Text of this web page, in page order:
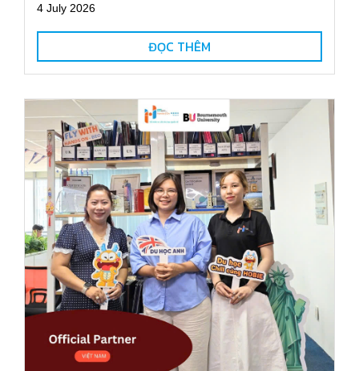
4 July 2026
ĐỌC THÊM